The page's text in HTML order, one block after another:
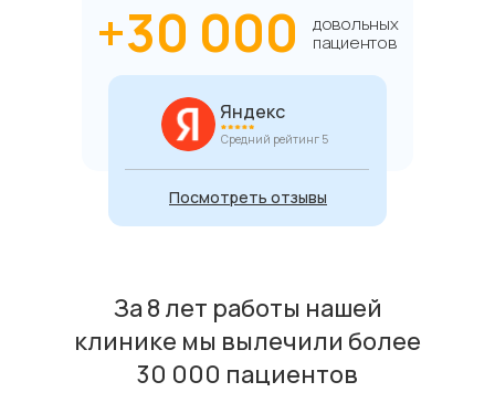
Посмотреть отзывы
Яндекс
Средний рейтинг 5
довольных
пациентов
+30 000
За 8 лет работы нашей
клинике мы вылечили более
30 000 пациентов